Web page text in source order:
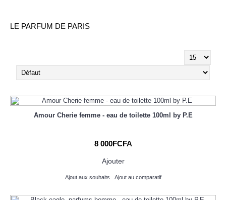
LE PARFUM DE PARIS
Amour Cherie femme - eau de toilette 100ml by P.E
8 000FCFA
Ajouter
Ajout aux souhaits Ajout au comparatif